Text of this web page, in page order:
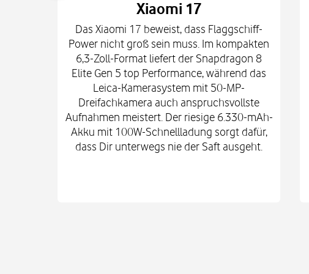
Xiaomi 17
Das Xiaomi 17 beweist, dass Flaggschiff-
Power nicht groß sein muss. Im kompakten
6,3-Zoll-Format liefert der Snapdragon 8
Elite Gen 5 top Performance, während das
Leica-Kamerasystem mit 50-MP-
Dreifachkamera auch anspruchsvollste
Aufnahmen meistert. Der riesige 6.330-mAh-
Akku mit 100W-Schnellladung sorgt dafür,
dass Dir unterwegs nie der Saft ausgeht.